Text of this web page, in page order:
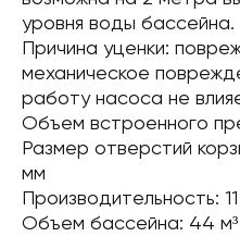
уровня воды бассейна.
Причина уценки:
механическое
работу насоса не
Объем встроенного
Размер отверстий
мм
Производительность:
Объем бассейна: 44 м³